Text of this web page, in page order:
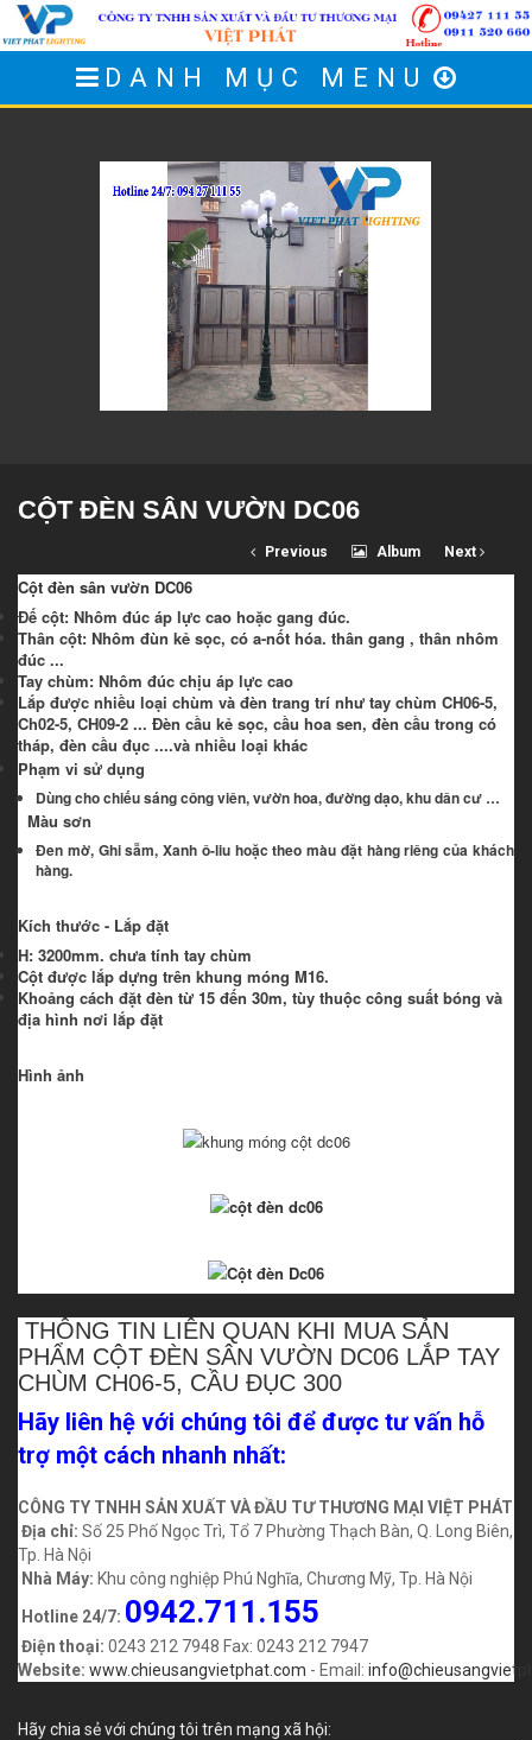
DANH MỤC MENU
CỘT ĐÈN SÂN VƯỜN DC06
Previous Album Next
Cột đèn sân vườn DC06
Đế cột: Nhôm đúc áp lực cao hoặc gang đúc.
Thân cột: Nhôm đùn kẻ sọc, có a-nốt hóa. thân gang , thân nhôm
đúc ...
Tay chùm: Nhôm đúc chịu áp lực cao
Lắp được nhiều loại chùm và đèn trang trí như tay chùm CH06-5,
Ch02-5, CH09-2 ... Đèn cầu kẻ sọc, cầu hoa sen, đèn cầu trong có
tháp, đèn cầu đục ....và nhiều loại khác
Phạm vi sử dụng
Dùng cho chiếu sáng công viên, vườn hoa, đường dạo, khu dân cư …
Màu sơn
Đen mờ, Ghi sẫm, Xanh ô-liu hoặc theo màu đặt hàng riêng của khách
hàng.
Kích thước - Lắp đặt
H: 3200mm. chưa tính tay chùm
Cột được lắp dựng trên khung móng M16.
Khoảng cách đặt đèn từ 15 đến 30m, tùy thuộc công suất bóng và
địa hình nơi lắp đặt
Hình ảnh
THÔNG TIN LIÊN QUAN KHI MUA SẢN
PHẨM CỘT ĐÈN SÂN VƯỜN DC06 LẮP TAY
CHÙM CH06-5, CẦU ĐỤC 300
Hãy liên hệ với chúng tôi để được tư vấn hỗ
trợ một cách nhanh nhất:
CÔNG TY TNHH SẢN XUẤT VÀ ĐẦU TƯ THƯƠNG MẠI VIỆT PHÁT
Địa chỉ: Số 25 Phố Ngọc Trì, Tổ 7 Phường Thạch Bàn, Q. Long Biên,
Tp. Hà Nội
Nhà Máy: Khu công nghiệp Phú Nghĩa, Chương Mỹ, Tp. Hà Nội
Hotline 24/7: 0942.711.155
Điện thoại: 0243 212 7948 Fax: 0243 212 7947
Website: www.chieusangvietphat.com - Email:
Hãy chia sẻ với chúng tôi trên mạng xã hội: